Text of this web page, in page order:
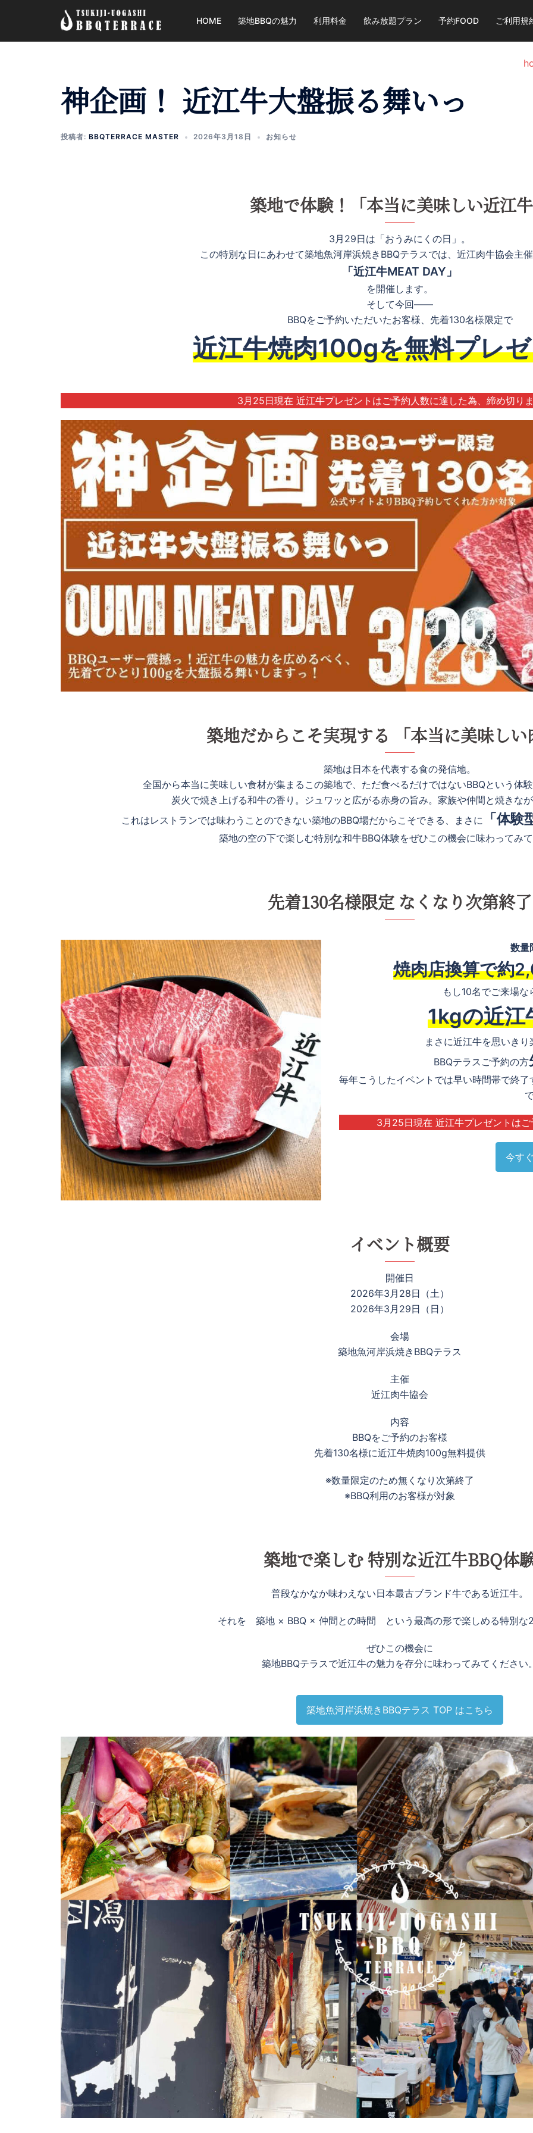
HOME 築地BBQの魅力 利用料金 飲み放題プラン 予約FOOD ご利用規
神企画！ 近江牛大盤振る舞いっ
投稿者: BBQTERRACE MASTER 2026年3月18日 お知らせ
築地で体験！「本当に美味しい近江
3月29日は「おうみにくの日」。
この特別な日にあわせて築地魚河岸浜焼きBBQテラスでは、近江肉牛協会主
「近江牛MEAT DAY」
を開催します。
そして今回――
BBQをご予約いただいたお客様、先着130名様限定で
近江牛焼肉100gを無料プレ
3月25日現在 近江牛プレゼントはご予約人数に達した為、締め切り
築地だからこそ実現する 「本当に美味しい
築地は日本を代表する食の発信地。
全国から本当に美味しい食材が集まるこの築地で、ただ食べるだけではないBBQという体
炭火で焼き上げる和牛の香り。ジュワッと広がる赤身の旨み。家族や仲間と焼きな
これはレストランでは味わうことのできない築地のBBQ場だからこそできる、まさに
「体
築地の空の下で楽しむ特別な和牛BBQ体験をぜひこの機会に味わってみ
先着130名様限定 なくなり次第終了
数量
焼肉店換算で約
もし10名でご来場
1kgの近江
まさに近江牛を思いき
BBQテラスご予約の方
毎年こうしたイベントでは早い時間帯で終
3月25日現在 近江牛プレゼントは
今す
イベント概要
開催日
2026年3月28日（土）
2026年3月29日（日）
会場
築地魚河岸浜焼きBBQテラス
主催
近江肉牛協会
内容
BBQをご予約のお客様
先着130名様に近江牛焼肉100g無料提供
※数量限定のため無くなり次第終了
※BBQ利用のお客様が対象
築地で楽しむ 特別な近江牛BBQ体
普段なかなか味わえない日本最古ブランド牛である近江牛。
それを 築地 × BBQ × 仲間との時間 という最高の形で楽しめる特別な
ぜひこの機会に
築地BBQテラスで近江牛の魅力を存分に味わってみてください
築地魚河岸浜焼きBBQテラス TOP はこちら